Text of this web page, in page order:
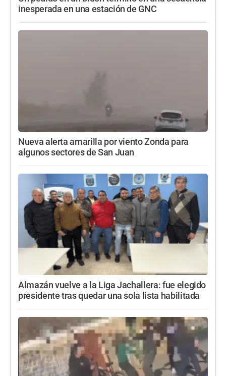
inesperada en una estación de GNC
Nueva alerta amarilla por viento Zonda para
algunos sectores de San Juan
Almazán vuelve a la Liga Jachallera: fue elegido
presidente tras quedar una sola lista habilitada